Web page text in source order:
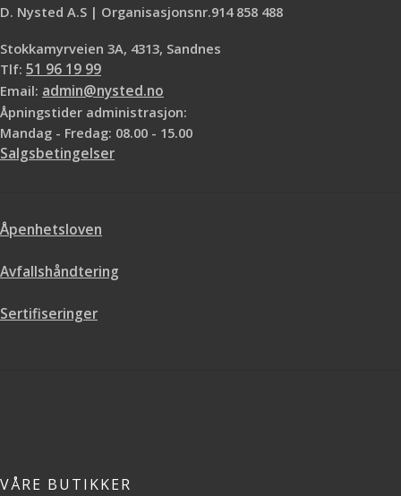
D. Nysted A.S | Organisasjonsnr.914 858 488
Stokkamyrveien 3A, 4313, Sandnes
Tlf: 51 96 19 99
Email: admin@nysted.no
Åpningstider administrasjon:
Mandag - Fredag: 08.00 - 15.00
Salgsbetingelser
Åpenhetsloven
Avfallshåndtering
Sertifiseringer
VÅRE BUTIKKER